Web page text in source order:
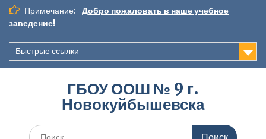
Перейти
содержимому
Примечание:
Добро пожаловать в наше учебное
заведение!
Быстрые ссылки
ГБОУ ООШ № 9 г.
Новокуйбышевска
Искать: